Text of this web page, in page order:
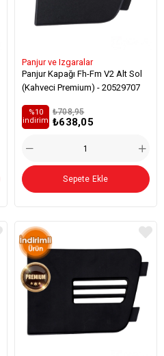
Panjur ve Izgaralar
Panjur Kapağı Fh-Fm V2 Alt Sol
(Kahveci Premium) - 20529707
₺638,05
₺708,95
%10
i̇ndirim
Sepete Ekle